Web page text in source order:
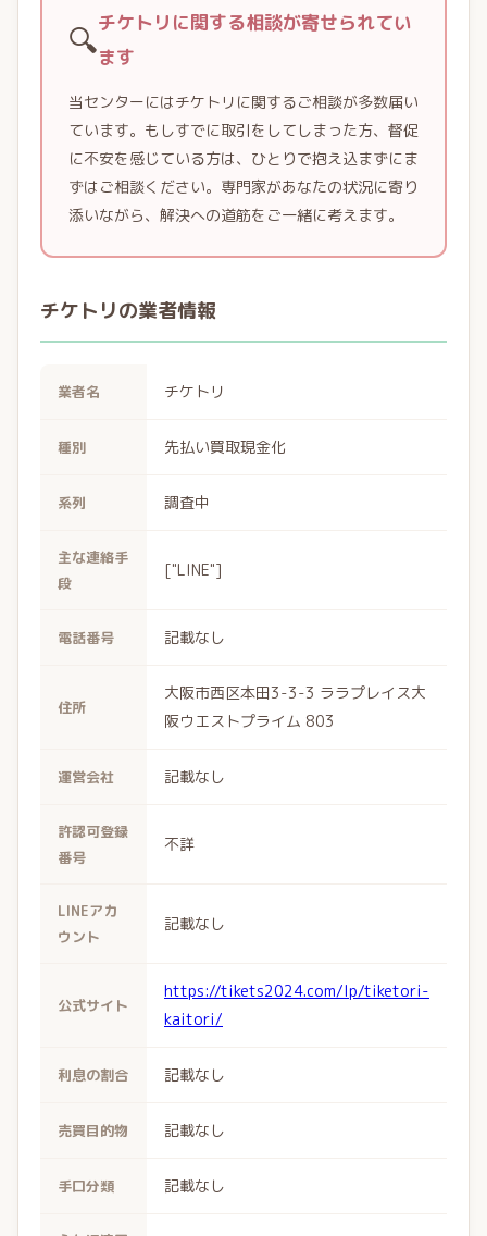
🔍チケトリに関する相談が寄せられてい
ます
当センターにはチケトリに関するご相談が多数届い
ています。もしすでに取引をしてしまった方、督促
に不安を感じている方は、ひとりで抱え込まずにま
ずはご相談ください。専門家があなたの状況に寄り
添いながら、解決への道筋をご一緒に考えます。
チケトリの業者情報
業者名 チケトリ
種別 先払い買取現金化
系列 調査中
主な連絡手
段
["LINE"]
電話番号 記載なし
住所
大阪市西区本田3-3-3 ララプレイス大
阪ウエストプライム 803
運営会社 記載なし
許認可登録
番号
不詳
LINEアカ
ウント
記載なし
公式サイト
https://tikets2024.com/lp/tiketori-
kaitori/
利息の割合 記載なし
売買目的物 記載なし
手口分類 記載なし